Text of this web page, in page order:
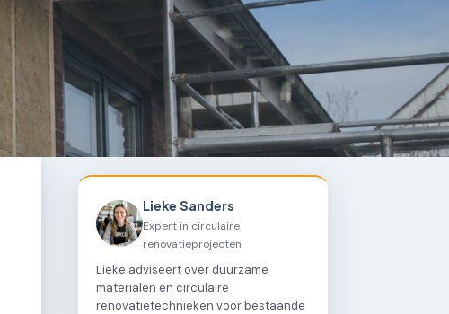
Lieke Sanders
Expert in circulaire
renovatieprojecten
Lieke adviseert over duurzame
materialen en circulaire
renovatietechnieken voor bestaande